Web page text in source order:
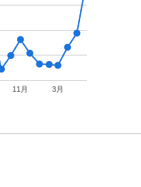
11月 3月